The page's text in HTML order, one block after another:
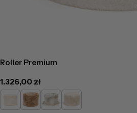
Roller Premium
Cena
regularna
1.326,00 zł
KremowaCappucinoKremowo
popielaty
Kremowy-
długi